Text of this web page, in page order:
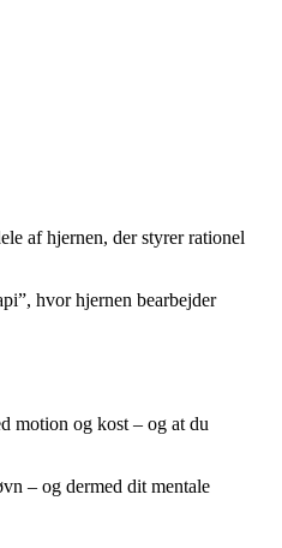
af hjernen, der styrer rationel
hvor hjernen bearbejder
motion og kost – og at du
– og dermed dit mentale